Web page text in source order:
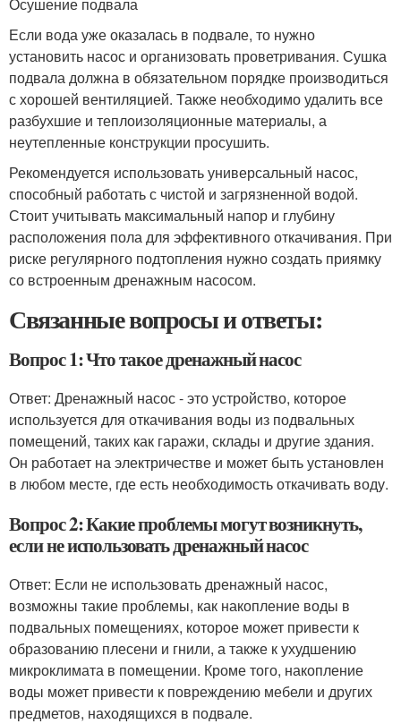
Если вода уже оказалась в подвале, то нужно
установить насос и организовать проветривания. Сушка
подвала должна в обязательном порядке производиться
с хорошей вентиляцией. Также необходимо удалить все
разбухшие и теплоизоляционные материалы, а
неутепленные конструкции просушить.
Рекомендуется использовать универсальный насос,
способный работать с чистой и загрязненной водой.
Стоит учитывать максимальный напор и глубину
расположения пола для эффективного откачивания. При
риске регулярного подтопления нужно создать приямку
со встроенным дренажным насосом.
Связанные вопросы и ответы:
Вопрос 1: Что такое дренажный насос
Ответ: Дренажный насос - это устройство, которое
используется для откачивания воды из подвальных
помещений, таких как гаражи, склады и другие здания.
Он работает на электричестве и может быть установлен
в любом месте, где есть необходимость откачивать воду.
Вопрос 2: Какие проблемы могут возникнуть,
если не использовать дренажный насос
Ответ: Если не использовать дренажный насос,
возможны такие проблемы, как накопление воды в
подвальных помещениях, которое может привести к
образованию плесени и гнили, а также к ухудшению
микроклимата в помещении. Кроме того, накопление
воды может привести к повреждению мебели и других
предметов, находящихся в подвале.